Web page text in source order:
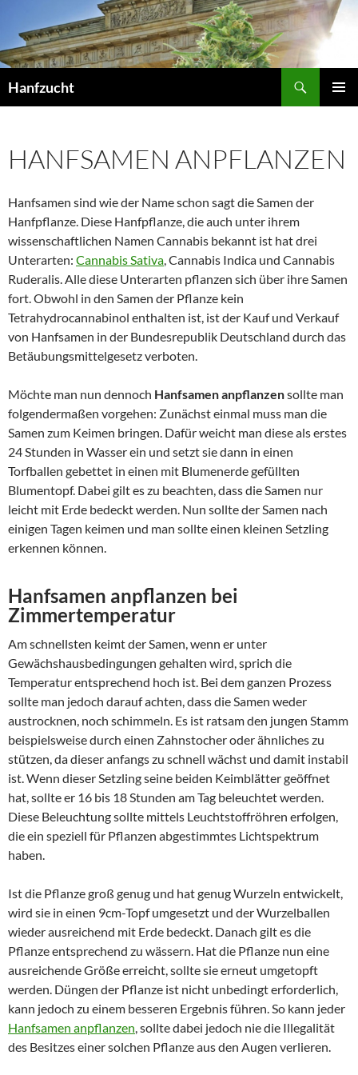
Hanfzucht
HANFSAMEN ANPFLANZEN
Hanfsamen sind wie der Name schon sagt die Samen der
Hanfpflanze. Diese Hanfpflanze, die auch unter ihrem
wissenschaftlichen Namen Cannabis bekannt ist hat drei
Unterarten: Cannabis Sativa, Cannabis Indica und Cannabis
Ruderalis. Alle diese Unterarten pflanzen sich über ihre Samen
fort. Obwohl in den Samen der Pflanze kein
Tetrahydrocannabinol enthalten ist, ist der Kauf und Verkauf
von Hanfsamen in der Bundesrepublik Deutschland durch das
Betäubungsmittelgesetz verboten.
Möchte man nun dennoch Hanfsamen anpflanzensollte man
folgendermaßen vorgehen: Zunächst einmal muss man die
Samen zum Keimen bringen. Dafür weicht man diese als erstes
24 Stunden in Wasser ein und setzt sie dann in einen
Torfballen gebettet in einen mit Blumenerde gefüllten
Blumentopf. Dabei gilt es zu beachten, dass die Samen nur
leicht mit Erde bedeckt werden. Nun sollte der Samen nach
einigen Tagen keimen und man sollte einen kleinen Setzling
erkennen können.
Hanfsamen anpflanzen bei
Zimmertemperatur
Am schnellsten keimt der Samen, wenn er unter
Gewächshausbedingungen gehalten wird, sprich die
Temperatur entsprechend hoch ist. Bei dem ganzen Prozess
sollte man jedoch darauf achten, dass die Samen weder
austrocknen, noch schimmeln. Es ist ratsam den jungen Stamm
beispielsweise durch einen Zahnstocher oder ähnliches zu
stützen, da dieser anfangs zu schnell wächst und damit instabil
ist. Wenn dieser Setzling seine beiden Keimblätter geöffnet
hat, sollte er 16 bis 18 Stunden am Tag beleuchtet werden.
Diese Beleuchtung sollte mittels Leuchtstoffröhren erfolgen,
die ein speziell für Pflanzen abgestimmtes Lichtspektrum
haben.
Ist die Pflanze groß genug und hat genug Wurzeln entwickelt,
wird sie in einen 9cm-Topf umgesetzt und der Wurzelballen
wieder ausreichend mit Erde bedeckt. Danach gilt es die
Pflanze entsprechend zu wässern. Hat die Pflanze nun eine
ausreichende Größe erreicht, sollte sie erneut umgetopft
werden. Düngen der Pflanze ist nicht unbedingt erforderlich,
kann jedoch zu einem besseren Ergebnis führen. So kann jeder
Hanfsamen anpflanzen, sollte dabei jedoch nie die Illegalität
des Besitzes einer solchen Pflanze aus den Augen verlieren.